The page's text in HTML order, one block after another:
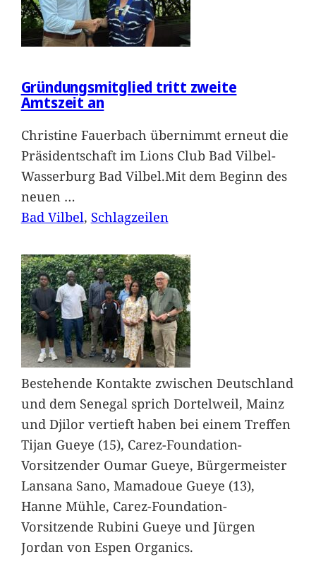
Gründungsmitglied tritt zweite
Amtszeit an
Christine Fauerbach übernimmt erneut die
Präsidentschaft im Lions Club Bad Vilbel-
Wasserburg Bad Vilbel.Mit dem Beginn des
neuen …
Bad Vilbel, Schlagzeilen
Bestehende Kontakte zwischen Deutschland
und dem Senegal sprich Dortelweil, Mainz
und Djilor vertieft haben bei einem Treffen
Tijan Gueye (15), Carez-Foundation-
Vorsitzender Oumar Gueye, Bürgermeister
Lansana Sano, Mamadoue Gueye (13),
Hanne Mühle, Carez-Foundation-
Vorsitzende Rubini Gueye und Jürgen
Jordan von Espen Organics.